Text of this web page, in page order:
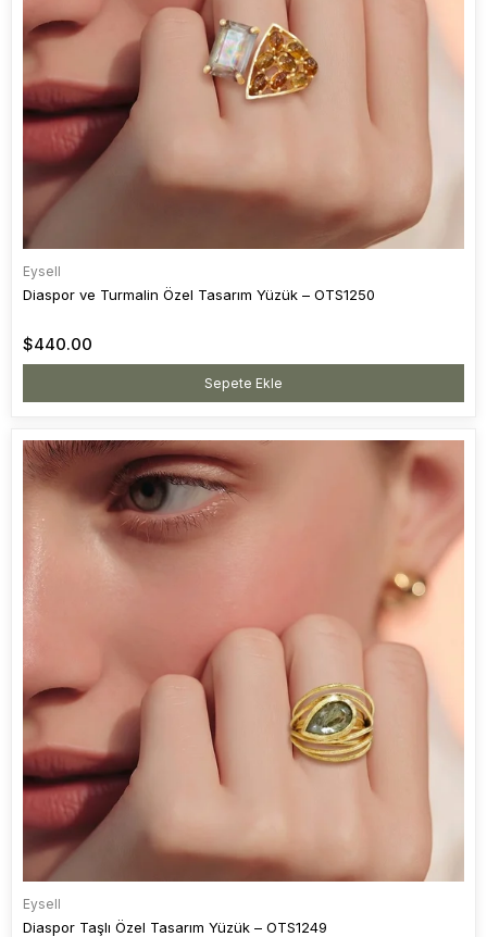
Eysell
Diaspor ve Turmalin Özel Tasarım Yüzük – OTS1250
$440.00
Sepete Ekle
Eysell
Diaspor Taşlı Özel Tasarım Yüzük – OTS1249